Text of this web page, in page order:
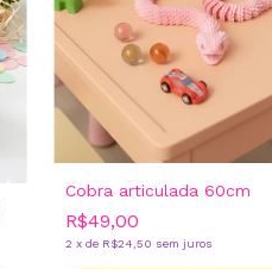
Cobra articulada 60cm
R$49,00
2 x de R$24,50 sem juros